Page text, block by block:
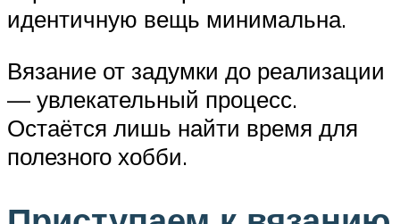
идентичную вещь минимальна.
Вязание от задумки до реализации
— увлекательный процесс.
Остаётся лишь найти время для
полезного хобби.